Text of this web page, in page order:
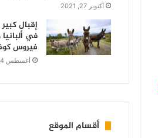
أكتوبر 27, 2021
إقبال
في
فيروس
أغسطس 24, 2021
أقسام الموقع